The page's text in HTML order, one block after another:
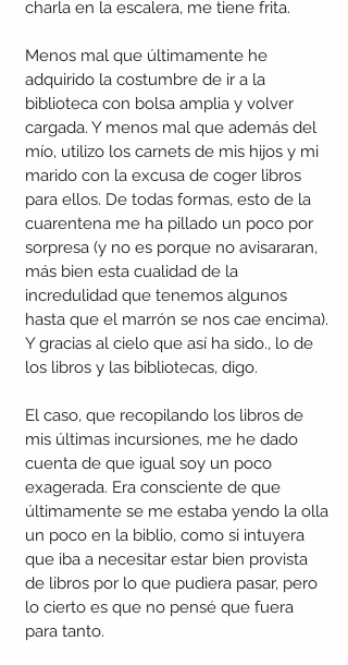
charla en la escalera, me tiene frita.
Menos mal que últimamente he
adquirido la costumbre de ir a la
biblioteca con bolsa amplia y volver
cargada. Y menos mal que además del
mío, utilizo los carnets de mis hijos y mi
marido con la excusa de coger libros
para ellos. De todas formas, esto de la
cuarentena me ha pillado un poco por
sorpresa (y no es porque no avisararan,
más bien esta cualidad de la
incredulidad que tenemos algunos
hasta que el marrón se nos cae encima).
Y gracias al cielo que así ha sido., lo de
los libros y las bibliotecas, digo.
El caso, que recopilando los libros de
mis últimas incursiones, me he dado
cuenta de que igual soy un poco
exagerada. Era consciente de que
últimamente se me estaba yendo la olla
un poco en la biblio, como si intuyera
que iba a necesitar estar bien provista
de libros por lo que pudiera pasar, pero
lo cierto es que no pensé que fuera
para tanto.